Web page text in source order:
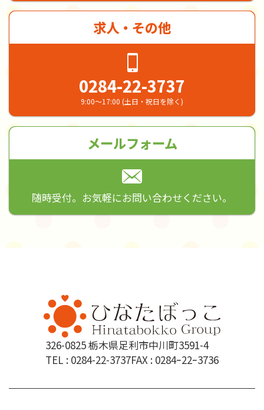
求人・その他
0284-22-3737
9:00～17:00 (土日・祝日を除く)
メールフォーム
随時受付。お気軽にお問い合わせください。
326-0825 栃木県足利市中川町3591-4
TEL : 0284-22-3737FAX : 0284ｰ22ｰ3736